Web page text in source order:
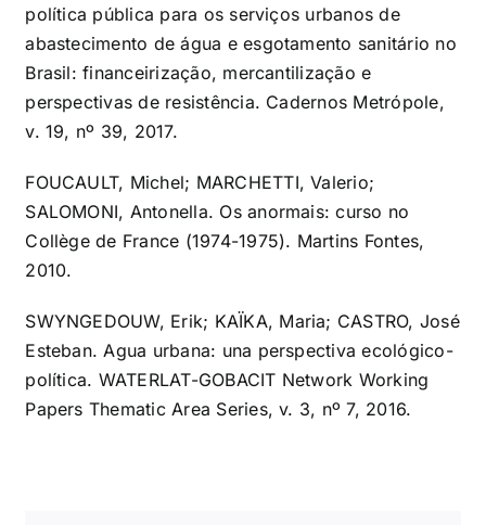
política pública para os serviços urbanos de
abastecimento de água e esgotamento sanitário no
Brasil: financeirização, mercantilização e
perspectivas de resistência. Cadernos Metrópole,
v. 19, nº 39, 2017.
FOUCAULT, Michel; MARCHETTI, Valerio;
SALOMONI, Antonella. Os anormais: curso no
Collège de France (1974-1975). Martins Fontes,
2010.
SWYNGEDOUW, Erik; KAÏKA, Maria; CASTRO, José
Esteban. Agua urbana: una perspectiva ecológico-
política. WATERLAT-GOBACIT Network Working
Papers Thematic Area Series, v. 3, nº 7, 2016.